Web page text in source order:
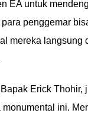
EA untuk
penggemar
mereka langsung
Erick Thohir,
ini.